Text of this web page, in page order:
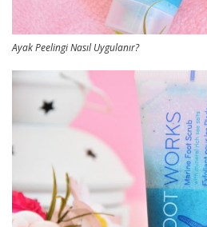
Ayak Peelingi Nasıl Uygulanır?